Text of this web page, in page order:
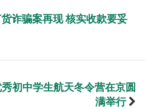
诈骗案再现 核实收款要妥
初中学生航天冬令营在京圆
满举行